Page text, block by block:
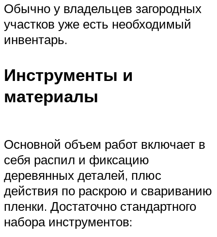
Обычно у владельцев загородных
участков уже есть необходимый
инвентарь.
Инструменты и
материалы
Основной объем работ включает в
себя распил и фиксацию
деревянных деталей, плюс
действия по раскрою и свариванию
пленки. Достаточно стандартного
набора инструментов: